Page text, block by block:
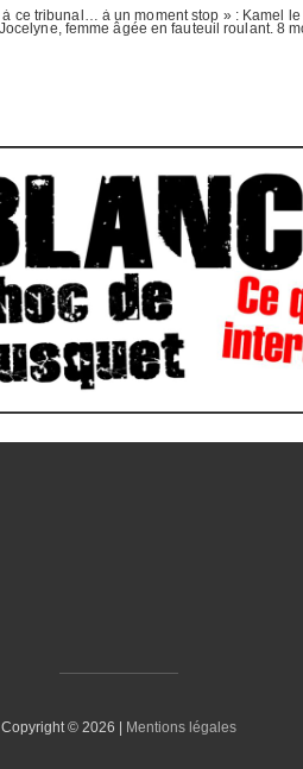
Copyright © 2026 | Mentions légales